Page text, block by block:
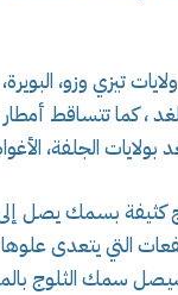
تيزي وزو،
، كما تتساقط
بولايات الجلفة،